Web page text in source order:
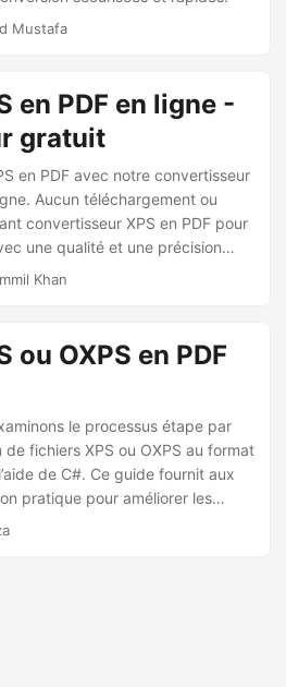
Mustafa
en PDF en ligne -
gratuit
en PDF avec notre convertisseur
Aucun téléchargement ou
convertisseur XPS en PDF pour
une qualité et une précision
Khan
ou OXPS en PDF
le processus étape par
fichiers XPS ou OXPS au format
de C#. Ce guide fournit aux
pratique pour améliorer les